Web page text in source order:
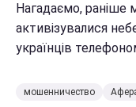
Нагадаємо, раніше
активізувалися
українців
мошенничество